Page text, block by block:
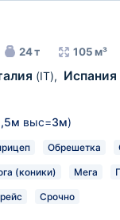
24 т 105 м³
(IT), Испания
выс=3м)
Обрешетка
(коники) Мега
Срочно